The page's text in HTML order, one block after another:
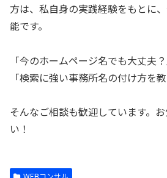
方は、私自身の実践経験をもとに
能です。
「今のホームページ名でも大丈夫？
「検索に強い事務所名の付け方を教
そんなご相談も歓迎しています。
い！